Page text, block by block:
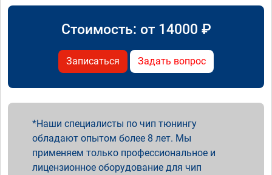
Стоимость: от 14000 ₽
Записаться Задать вопрос
Наши специалисты по чип тюнингу
обладают опытом более 8 лет. Мы
применяем только профессиональное и
лицензионное оборудование для чип